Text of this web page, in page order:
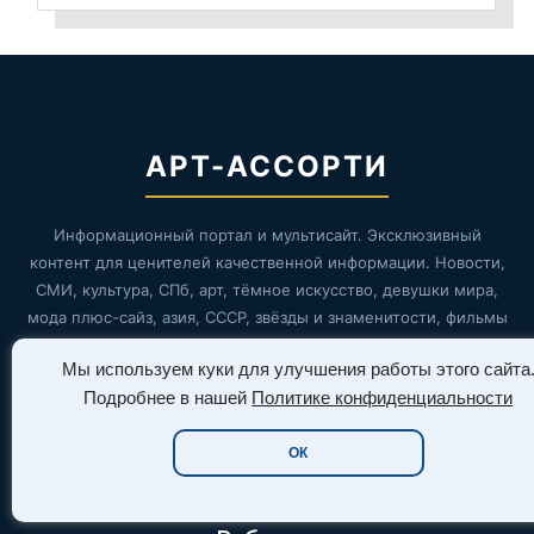
Мы используем куки для улучшения работы этого сайта.
Подробнее в нашей Политике конфиденциальности
ОК
АРТ-АССОРТИ
Информационный портал и мультисайт. Эксклюзивный
контент для ценителей качественной информации. Новости,
СМИ, культура, СПб, арт, тёмное искусство, девушки мира,
мода плюс-сайз, азия, СССР, звёзды и знаменитости, фильмы
и сериалы, игры.